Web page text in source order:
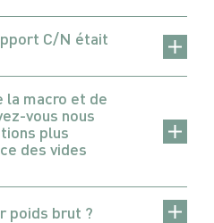
C/N était
la macro et de
vous nous
plus
des vides
poids brut ?